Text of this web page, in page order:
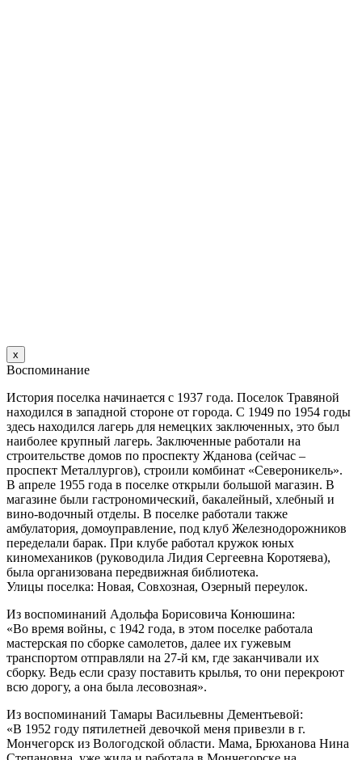
х
Воспоминание
История поселка начинается с 1937 года. Поселок Травяной
находился в западной стороне от города. С 1949 по 1954 годы
здесь находился лагерь для немецких заключенных, это был
наиболее крупный лагерь. Заключенные работали на
строительстве домов по проспекту Жданова (сейчас –
проспект Металлургов), строили комбинат «Североникель».
В апреле 1955 года в поселке открыли большой магазин. B
магазине были гастрономический, бакалейный, хлебный и
вино-водочный отделы. В поселке работали также
амбулатория, домоуправление, под клуб Железнодорожников
переделали барак. При клубе работал кружок юных
киномехаников (руководила Лидия Сергеевна Коротяева),
была организована передвижная библиотека.
Улицы поселка: Новая, Совхозная, Озерный переулок.
Из воспоминаний Адольфа Борисовича Конюшина:
«Во время войны, с 1942 года, в этом поселке работала
мастерская по сборке самолетов, далее их гужевым
транспортом отправляли на 27-й км, где заканчивали их
сборку. Ведь если сразу поставить крылья, то они перекроют
всю дорогу, а она была лесовозная».
Из воспоминаний Тамары Васильевны Дементьевой:
«В 1952 году пятилетней девочкой меня привезли в г.
Мончегорск из Вологодской области. Мама, Брюханова Нина